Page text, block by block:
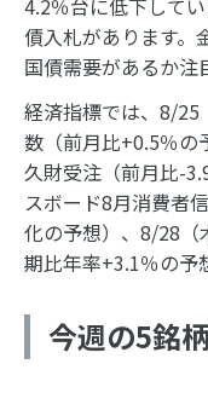
債入札があります。
国債需要があるか注
経済指標では、8/25
数（前月比+0.5％の
久財受注（前月比-
スボード8月消費者
化の予想）、8/28（
期比年率+3.1％の予
今週の5銘